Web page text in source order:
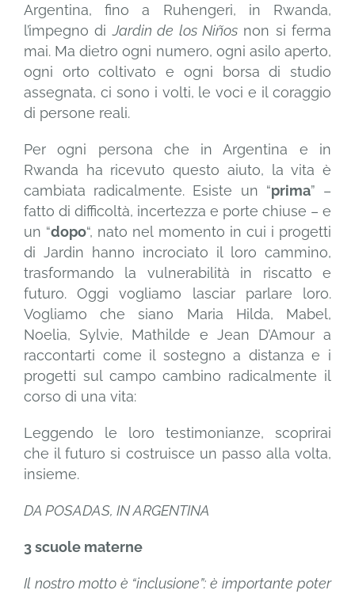
Argentina, fino a Ruhengeri, in Rwanda,
l’impegno diJardin de los Niñosnon si ferma
mai. Ma dietro ogni numero, ogni asilo aperto,
ogni orto coltivato e ogni borsa di studio
assegnata, ci sono i volti, le voci e il coraggio
di persone reali.
Per ogni persona che in Argentina e in
Rwanda ha ricevuto questo aiuto, la vita è
cambiata radicalmente. Esiste un “prima” –
fatto di difficoltà, incertezza e porte chiuse – e
un “dopo“, nato nel momento in cui i progetti
di Jardin hanno incrociato il loro cammino,
trasformando la vulnerabilità in riscatto e
futuro. Oggi vogliamo lasciar parlare loro.
Vogliamo che siano Maria Hilda, Mabel,
Noelia, Sylvie, Mathilde e Jean D’Amour a
raccontarti come il sostegno a distanza e i
progetti sul campo cambino radicalmente il
corso di una vita:
Leggendo le loro testimonianze, scoprirai
che il futuro si costruisce un passo alla volta,
insieme.
DA POSADAS, IN ARGENTINA
3 scuole materne
Il nostro motto è “inclusione”: è importante poter